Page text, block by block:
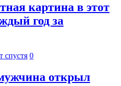
картина в этот
год за
спустя 0
открыл